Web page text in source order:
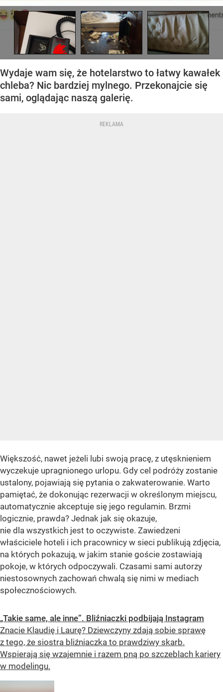
Wydaje wam się, że hotelarstwo to łatwy kawałek
chleba? Nic bardziej mylnego. Przekonajcie się
sami, oglądając naszą galerię.
Większość, nawet jeżeli lubi swoją pracę, z utęsknieniem
wyczekuje upragnionego urlopu. Gdy cel podróży zostanie
ustalony, pojawiają się pytania o zakwaterowanie. Warto
pamiętać, że dokonując rezerwacji w określonym miejscu,
automatycznie akceptuje się jego regulamin. Brzmi
logicznie, prawda? Jednak jak się okazuje,
nie dla wszystkich jest to oczywiste. Zawiedzeni
właściciele hoteli i ich pracownicy w sieci publikują zdjęcia,
na których pokazują, w jakim stanie goście zostawiają
pokoje, w których odpoczywali. Czasami sami autorzy
niestosownych zachowań chwalą się nimi w mediach
społecznościowych.
„Takie same, ale inne”. Bliźniaczki podbijają Instagram
Znacie Klaudię i Laurę? Dziewczyny zdają sobie sprawę
z tego, że siostra bliźniaczka to prawdziwy skarb.
Wspierają się wzajemnie i razem pną po szczeblach kariery
w modelingu.